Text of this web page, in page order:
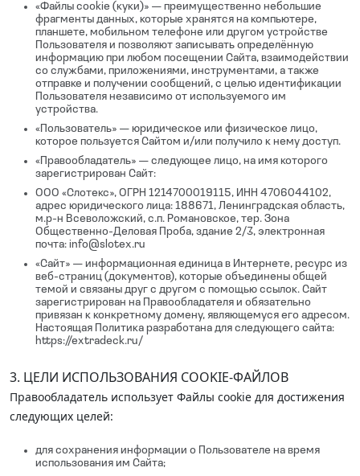
«Файлы cookie (куки)» — преимущественно небольшие
фрагменты данных, которые хранятся на компьютере,
планшете, мобильном телефоне или другом устройстве
Пользователя и позволяют записывать определённую
информацию при любом посещении Сайта, взаимодействии
со службами, приложениями, инструментами, а также
отправке и получении сообщений, с целью идентификации
Пользователя независимо от используемого им
устройства.
«Пользователь» — юридическое или физическое лицо,
которое пользуется Сайтом и/или получило к нему доступ.
«Правообладатель» — следующее лицо, на имя которого
зарегистрирован Сайт:
ООО «Слотекс», ОГРН 1214700019115, ИНН 4706044102,
адрес юридического лица: 188671, Ленинградская область,
м.р-н Всеволожский, с.п. Романовское, тер. Зона
Общественно-Деловая Проба, здание 2/3, электронная
почта: info@slotex.ru
«Сайт» — информационная единица в Интернете, ресурс из
веб-страниц (документов), которые объединены общей
темой и связаны друг с другом с помощью ссылок. Сайт
зарегистрирован на Правообладателя и обязательно
привязан к конкретному домену, являющемуся его адресом.
Настоящая Политика разработана для следующего сайта:
https://extradeck.ru/
3. ЦЕЛИ ИСПОЛЬЗОВАНИЯ COOKIE-ФАЙЛОВ
Правообладатель использует Файлы cookie для достижения
следующих целей:
для сохранения информации о Пользователе на время
использования им Сайта;